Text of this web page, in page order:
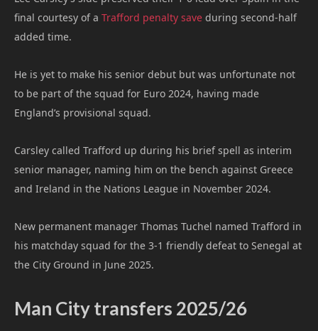
final courtesy of a Trafford penalty save during second-half
added time.
He is yet to make his senior debut but was unfortunate not
to be part of the squad for Euro 2024, having made
England’s provisional squad.
Carsley called Trafford up during his brief spell as interim
senior manager, naming him on the bench against Greece
and Ireland in the Nations League in November 2024.
New permanent manager Thomas Tuchel named Trafford in
his matchday squad for the 3-1 friendly defeat to Senegal at
the City Ground in June 2025.
Man City transfers 2025/26